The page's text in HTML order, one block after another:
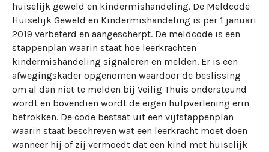
huiselijk geweld en kindermishandeling. De Meldcode
Huiselijk Geweld en Kindermishandeling is per 1 januari
2019 verbeterd en aangescherpt. De meldcode is een
stappenplan waarin staat hoe leerkrachten
kindermishandeling signaleren en melden. Er is een
afwegingskader opgenomen waardoor de beslissing
om al dan niet te melden bij Veilig Thuis ondersteund
wordt en bovendien wordt de eigen hulpverlening erin
betrokken. De code bestaat uit een vijfstappenplan
waarin staat beschreven wat een leerkracht moet doen
wanneer hij of zij vermoedt dat een kind met huiselijk